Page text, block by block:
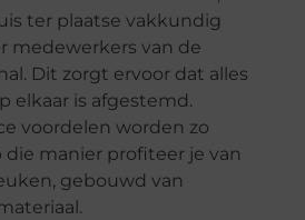
ter plaatse vakkundig
medewerkers van de
Dit zorgt ervoor dat alles
elkaar is afgestemd.
voordelen worden zo
die manier profiteer je van
gebouwd van